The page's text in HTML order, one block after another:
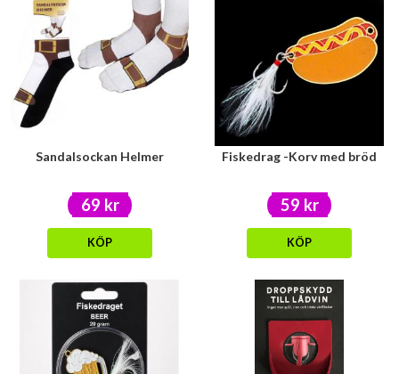
Sandalsockan Helmer
69 kr
KÖP
Fiskedrag -Korv med bröd
59 kr
KÖP